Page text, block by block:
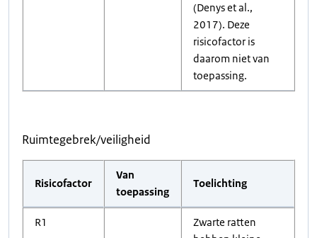
(Denys et al.,
2017). Deze
risicofactor is
daarom niet van
toepassing.
Ruimtegebrek/veiligheid
Risicofactor
Van
toepassing
Toelichting
R1
Zwarte ratten